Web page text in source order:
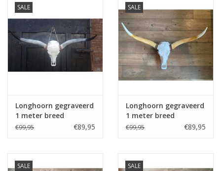
Kussens en plaids
Kleden
Keuken
Badkamer
Verlichting
SALE
Longhoorn gegraveerd
1 meter breed
€99,95 €89,95
SALE
Longhoorn gegraveerd
1 meter breed
€99,95 €89,95
SALE SALE